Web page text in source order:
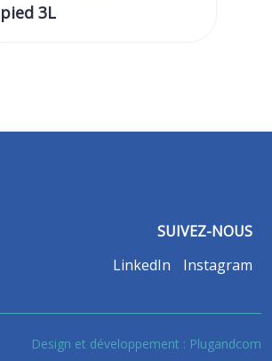
pied 3L
SUIVEZ-NOUS
LinkedIn
Instagram
Design et développement : Plugandcom